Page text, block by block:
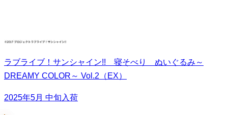
ラブライブ！サンシャイン!! 寝そべり ぬいぐるみ～
DREAMY COLOR～ Vol.2（EX）
2025年5月 中旬入荷